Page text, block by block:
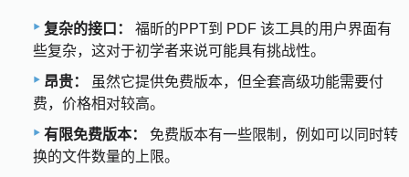
复杂的接口：
福昕的PPT到 PDF 该工具的用户界面有
些复杂，这对于初学者来说可能具有挑战性。
昂贵：
虽然它提供免费版本，但全套高级功能需要付
费，价格相对较高。
有限免费版本：
免费版本有一些限制，例如可以同时转
换的文件数量的上限。